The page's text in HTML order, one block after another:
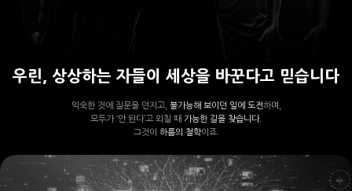
우린, 상상하는 자들이 세상을 바꾼다고 믿습니다
익숙한 것에 질문을 던지고, 불가능해 보이던 일에 도전하며,
모두가 ‘안 된다’고 외칠 때 가능한 길을 찾습니다.
그것이 하룹의 철학이죠.